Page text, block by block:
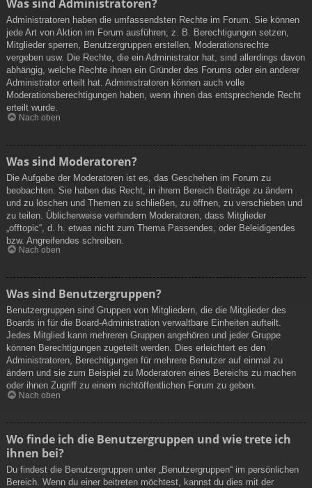
Was sind Administratoren?
Administratoren haben die umfassendsten Rechte im Forum. Sie können
jede Art von Aktion im Forum ausführen; z. B. Berechtigungen setzen,
Mitglieder sperren, Benutzergruppen erstellen, Moderationsrechte
vergeben usw. Die Rechte, die ein Administrator hat, sind allerdings davon
abhängig, welche Rechte ihnen ein Gründer des Forums oder ein anderer
Administrator erteilt hat. Administratoren können auch volle
Moderationsberechtigungen haben, wenn ihnen das entsprechende Recht
erteilt wurde.
Nach oben
Was sind Moderatoren?
Die Aufgabe der Moderatoren ist es, das Geschehen im Forum zu
beobachten. Sie haben das Recht, in ihrem Bereich Beiträge zu ändern
und zu löschen und Themen zu schließen, zu öffnen, zu verschieben und
zu teilen. Üblicherweise verhindern Moderatoren, dass Mitglieder
„offtopic“, d. h. etwas nicht zum Thema Passendes, oder Beleidigendes
bzw. Angreifendes schreiben.
Nach oben
Was sind Benutzergruppen?
Benutzergruppen sind Gruppen von Mitgliedern, die die Mitglieder des
Boards in für die Board-Administration verwaltbare Einheiten aufteilt.
Jedes Mitglied kann mehreren Gruppen angehören und jeder Gruppe
können Berechtigungen zugeteilt werden. Dies erleichtert es den
Administratoren, Berechtigungen für mehrere Benutzer auf einmal zu
ändern und sie zum Beispiel zu Moderatoren eines Bereichs zu machen
oder ihnen Zugriff zu einem nichtöffentlichen Forum zu geben.
Nach oben
Wo finde ich die Benutzergruppen und wie trete ich
ihnen bei?
Du findest die Benutzergruppen unter „Benutzergruppen“ im persönlichen
Bereich. Wenn du einer beitreten möchtest, kannst du dies mit der